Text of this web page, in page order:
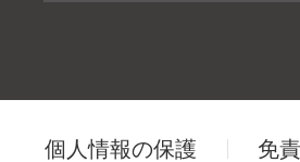
個人情報の保護 免